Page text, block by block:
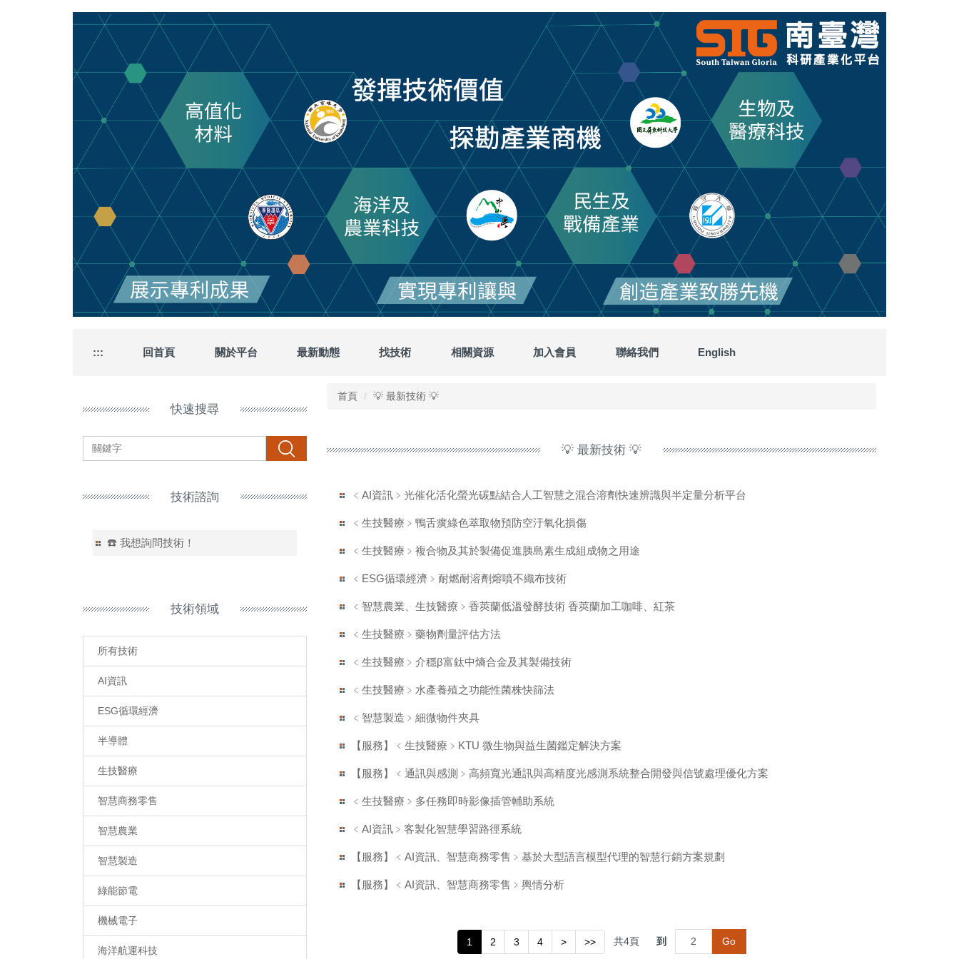
::: 回首頁 關於平台 最新動態 找技術 相關資源 加入會員 聯絡我們 English
快速搜尋
搜尋
技術諮詢
☎️ 我想詢問技術！
技術領域
所有技術
AI資訊
ESG循環經濟
半導體
生技醫療
智慧商務零售
智慧農業
智慧製造
綠能節電
機械電子
海洋航運科技
首頁 💡 最新技術 💡
💡 最新技術 💡
﹤AI資訊﹥光催化活化螢光碳點結合人工智慧之混合溶劑快速辨識與半定量分析平台
﹤生技醫療﹥鴨舌癀綠色萃取物預防空汙氧化損傷
﹤生技醫療﹥複合物及其於製備促進胰島素生成組成物之用途
﹤ESG循環經濟﹥耐燃耐溶劑熔噴不織布技術
﹤智慧農業、生技醫療﹥香莢蘭低溫發酵技術 香莢蘭加工咖啡、紅茶
﹤生技醫療﹥藥物劑量評估方法
﹤生技醫療﹥介穩β富鈦中熵合金及其製備技術
﹤生技醫療﹥水產養殖之功能性菌株快篩法
﹤智慧製造﹥細微物件夾具
【服務】﹤生技醫療﹥KTU 微生物與益生菌鑑定解決方案
【服務】﹤通訊與感測﹥高頻寬光通訊與高精度光感測系統整合開發與信號處理優化方案
﹤生技醫療﹥多任務即時影像插管輔助系統
﹤AI資訊﹥客製化智慧學習路徑系統
【服務】﹤AI資訊、智慧商務零售﹥基於大型語言模型代理的智慧行銷方案規劃
【服務】﹤AI資訊、智慧商務零售﹥輿情分析
1 2 3 4 > >> 共4頁 到 Go